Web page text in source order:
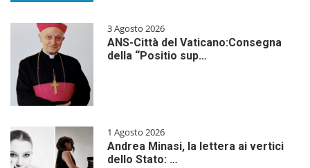
3 Agosto 2026
ANS-Città del Vaticano:Consegna
della “Positio sup…
1 Agosto 2026
Andrea Minasi, la lettera ai vertici
dello Stato: …